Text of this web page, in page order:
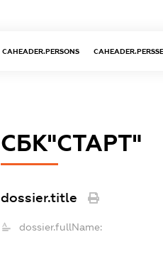
CAHEADER.PERSONS
СБК"СТАРТ"
dossier.title
dossier.fullName: